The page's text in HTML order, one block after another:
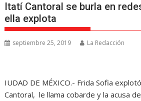
Itatí Cantoral se burla en
ella explota
septiembre 25, 2019 La Redacción
IUDAD DE MÉXICO.- Frida Sofia
Cantoral, le llama cobarde y la acusa